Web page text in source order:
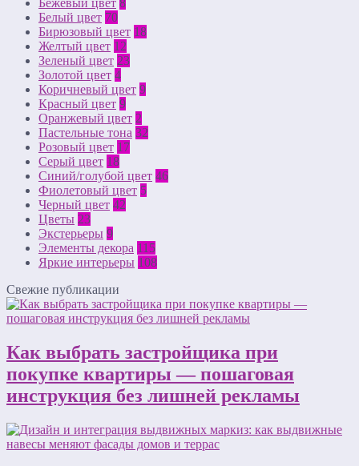
Белый цвет 70
Бирюзовый цвет 18
Желтый цвет 12
Зеленый цвет 23
Золотой цвет 4
Коричневый цвет 9
Красный цвет 9
Оранжевый цвет 2
Пастельные тона 32
Розовый цвет 17
Серый цвет 18
Синий/голубой цвет 46
Фиолетовый цвет 5
Черный цвет 42
Цветы 23
Экстерьеры 9
Элементы декора 115
Яркие интерьеры 108
Свежие публикации
Как выбрать застройщика при
покупке квартиры — пошаговая
инструкция без лишней рекламы